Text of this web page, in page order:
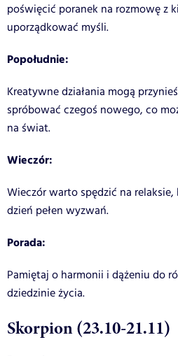
poświęcić poranek na rozmowę z
uporządkować myśli.
Popołudnie:
Kreatywne działania mogą
spróbować czegoś nowego, co
na świat.
Wieczór:
Wieczór warto spędzić na relaksie,
dzień pełen wyzwań.
Porada:
Pamiętaj o harmonii i dążeniu do
dziedzinie życia.
Skorpion (23.10-21.11)